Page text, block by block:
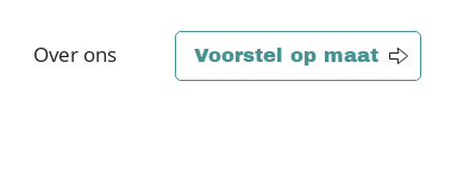
Over ons Voorstel op maat